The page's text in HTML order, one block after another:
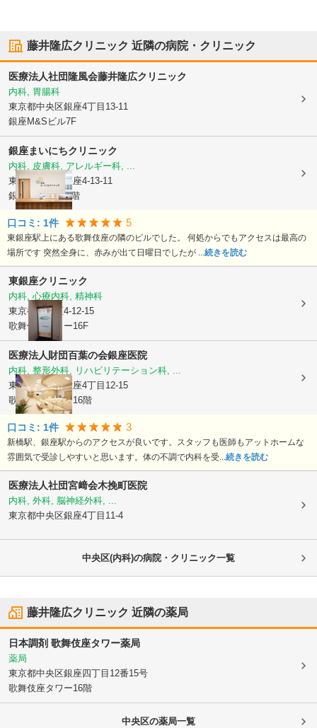
藤井隆広クリニック 近隣の病院・クリニック
医療法人社団隆風会藤井隆広クリニック
内科, 胃腸科
東京都中央区銀座4丁目13-11
銀座M&Sビル7F
銀座まいにちクリニック
内科, 皮膚科, アレルギー科, ...
東京都中央区
銀座4-13-11
銀座M&Sビル4階
口コミ: 1件 5
東銀座駅上にある歌舞伎座の隣のビルでした。 何処からでもアクセスは最高の
場所です 突然全身に、赤みが出て日曜日でしたが ...続きを読む
東銀座クリニック
内科, 心療内科, 精神科
東京都中央区4-12-15
歌舞伎座タワー16F
医療法人財団百葉の会銀座医院
内科, 整形外科, リハビリテーション科, ...
東京都中央区銀座4丁目12-15
歌舞伎座タワー16階
口コミ: 1件 3
新橋駅、銀座駅からのアクセスが良いです。スタッフも医師もアットホームな
雰囲気で受診しやすいと思います。体の不調で内科を受...続きを読む
医療法人社団宮﨑会木挽町医院
内科, 外科, 脳神経外科, ...
東京都中央区銀座4丁目11-4
中央区(内科)の病院・クリニック一覧
藤井隆広クリニック 近隣の薬局
日本調剤 歌舞伎座タワー薬局
薬局
東京都中央区銀座四丁目12番15号
歌舞伎座タワー16階
中央区の薬局一覧